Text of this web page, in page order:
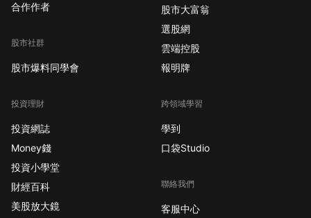
合作作者
股市社群
股市爆料同學會
投資理財
投資網誌
Money錢
投資小學堂
財經百科
美股放大鏡
股市大富翁
選股網
雲端控股
報明牌
跨領域學習
學到
口袋Studio
聯絡我們
客服中心